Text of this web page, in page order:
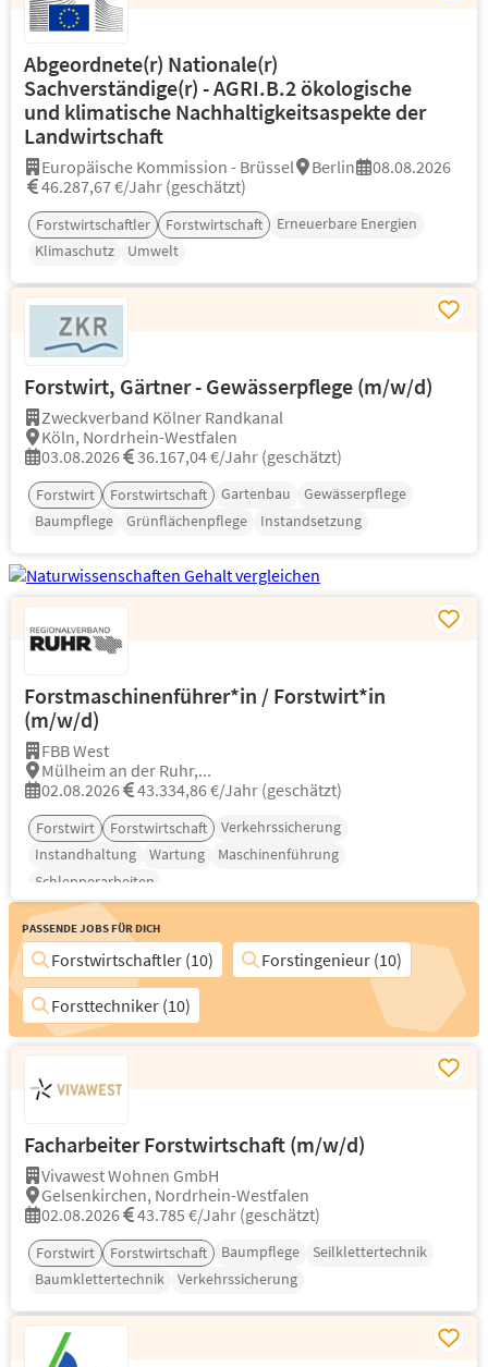
Abgeordnete(r) Nationale(r)
Sachverständige(r) - AGRI.B.2 ökologische
und klimatische Nachhaltigkeitsaspekte der
Landwirtschaft
Europäische Kommission - Brüssel Berlin
08.08.2026
46.287,67 €/Jahr (geschätzt)
Forstwirtschaftler Forstwirtschaft
Erneuerbare Energien
Klimaschutz
Umwelt
Forstwirt, Gärtner - Gewässerpflege (m/w/d)
Zweckverband Kölner Randkanal
Köln, Nordrhein-Westfalen
03.08.2026
36.167,04 €/Jahr (geschätzt)
Forstwirt Forstwirtschaft Gartenbau
Gewässerpflege
Baumpflege
Grünflächenpflege Instandsetzung
Forstmaschinenführer*in / Forstwirt*in
(m/w/d)
FBB West
Mülheim an der Ruhr,...
02.08.2026
43.334,86 €/Jahr (geschätzt)
Forstwirt Forstwirtschaft
Verkehrssicherung
Instandhaltung
Wartung
Maschinenführung
Schlepperarbeiten
Passende Jobs für Dich
Forstwirtschaftler (10)
Forstingenieur (10)
Forsttechniker (10)
Facharbeiter Forstwirtschaft (m/w/d)
Vivawest Wohnen GmbH
Gelsenkirchen, Nordrhein-Westfalen
02.08.2026
43.785 €/Jahr (geschätzt)
Forstwirt Forstwirtschaft Baumpflege
Seilklettertechnik
Baumklettertechnik
Verkehrssicherung